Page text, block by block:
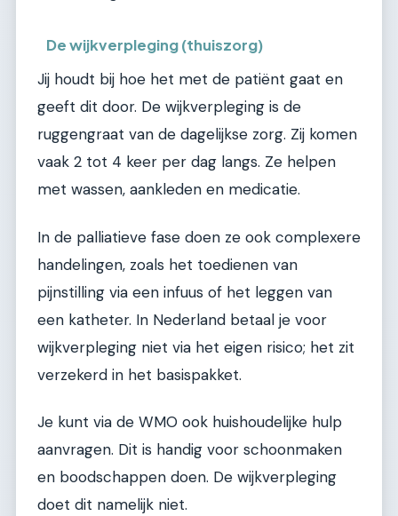
De wijkverpleging (thuiszorg)
Jij houdt bij hoe het met de patiënt gaat en
geeft dit door. De wijkverpleging is de
ruggengraat van de dagelijkse zorg. Zij komen
vaak 2 tot 4 keer per dag langs. Ze helpen
met wassen, aankleden en medicatie.
In de palliatieve fase doen ze ook complexere
handelingen, zoals het toedienen van
pijnstilling via een infuus of het leggen van
een katheter. In Nederland betaal je voor
wijkverpleging niet via het eigen risico; het zit
verzekerd in het basispakket.
Je kunt via de WMO ook huishoudelijke hulp
aanvragen. Dit is handig voor schoonmaken
en boodschappen doen. De wijkverpleging
doet dit namelijk niet.